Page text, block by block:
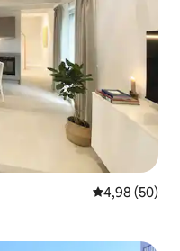
4,98 av 5 i
4,98 (50)